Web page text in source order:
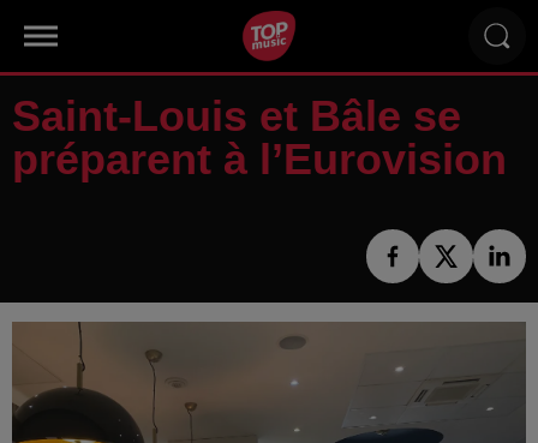
Saint-Louis et Bâle se
préparent à l’Eurovision